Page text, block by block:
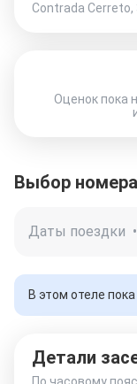
Contrada
Оценок пока
Выбор номера
Даты поездки •
В этом отеле
Детали